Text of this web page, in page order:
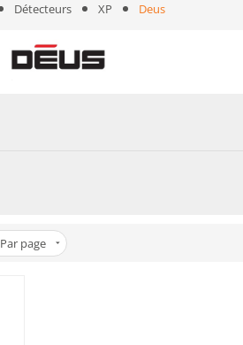
Détecteurs XP Deus
Par page